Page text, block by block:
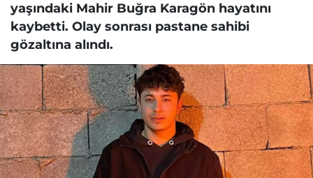
yaşındaki Mahir Buğra Karagön hayatını
kaybetti. Olay sonrası pastane sahibi
gözaltına alındı.